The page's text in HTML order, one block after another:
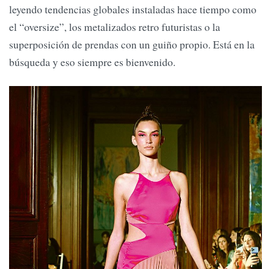
leyendo tendencias globales instaladas hace tiempo como
el “oversize”, los metalizados retro futuristas o la
superposición de prendas con un guiño propio. Está en la
búsqueda y eso siempre es bienvenido.